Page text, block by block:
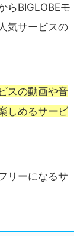
らBIGLOBEモ
気サービスの
スの動画や音
しめるサービ
リーになるサ